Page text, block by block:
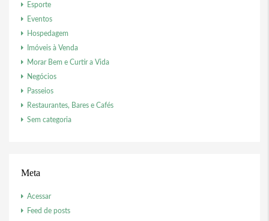
Esporte
Eventos
Hospedagem
Imóveis à Venda
Morar Bem e Curtir a Vida
Negócios
Passeios
Restaurantes, Bares e Cafés
Sem categoria
Meta
Acessar
Feed de posts